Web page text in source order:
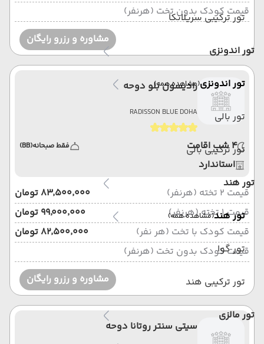
تور ترکیبی سریلانکا
تور اندونزی
تور اندونزی(مشاهده همه)
تور بالی
تور ترکیبی بالی
تور هند
تور هند(مشاهده همه)
تور گوا
تور ترکیبی هند
تور مالزی
قیمت کودک بدون تخت (هرنفر)
مشاوره و رزرو رایگان
رادیسون بلو دوحه
RADISSON BLUE DOHA
4 شب اقامت فقط صبحانه(BB)
استاندارد
قیمت 2 تخته (هرنفر)
۸۳٬۵۰۰٬۰۰۰ تومان
قیمت 1 تخته (هرنفر)
۹۹٬۰۰۰٬۰۰۰ تومان
قیمت کودک با تخت (هر نفر)
۸۲٬۵۰۰٬۰۰۰ تومان
قیمت کودک بدون تخت (هرنفر)
مشاوره و رزرو رایگان
سیتی سنتر روتانا دوحه